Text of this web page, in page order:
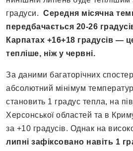
градуси. Середня місячна
передбачається 20-26
Карпатах +16+18 градусів —
тепліше, ніж у червні.
За даними багаторічних
абсолютний мінімум
становить 1 градус тепла, на
Херсонської областей та в
за +10 градусів. Однак на
липні зафіксовано навіть 1